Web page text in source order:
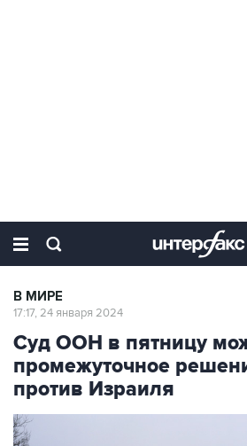
В МИРЕ
17:17, 24 января 2024
Суд ООН в пятницу
промежуточное
против Израиля